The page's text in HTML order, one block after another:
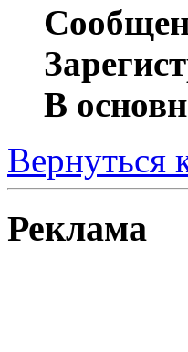
В
Вернуться
Реклама